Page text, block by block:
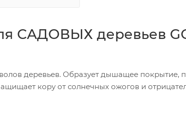
САДОВЫХ деревьев
деревьев. Образует дышащее покрытие,
кору от солнечных ожогов и